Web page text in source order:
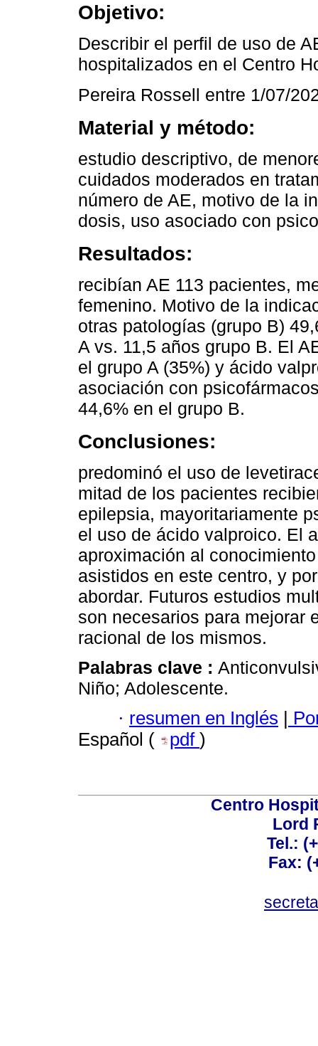
Objetivo:
Describir el perfil de uso de
hospitalizados en el Centro
Pereira Rossell entre 1/07/
Material y método:
estudio descriptivo, de
cuidados moderados en
número de AE, motivo de la
dosis, uso asociado con
Resultados:
recibían AE 113 pacientes,
femenino. Motivo de la
otras patologías (grupo B)
A vs. 11,5 años grupo B. El
el grupo A (35%) y ácido
asociación con
44,6% en el grupo B.
Conclusiones:
predominó el uso de
mitad de los pacientes
epilepsia, mayoritariamente
el uso de ácido valproico. El
aproximación al
asistidos en este centro, y
abordar. Futuros estudios
son necesarios para mejorar
racional de los mismos.
Palabras clave :
Niño; Adolescente.
· resumen en Inglés
Español (
pdf )
Centro
Lord
Tel.:
Fax: